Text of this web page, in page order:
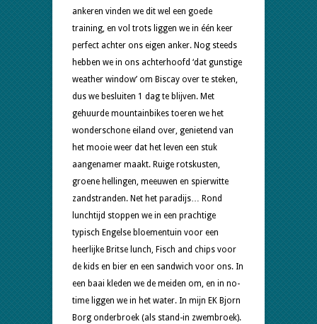
ankeren vinden we dit wel een goede
training, en vol trots liggen we in één keer
perfect achter ons eigen anker. Nog steeds
hebben we in ons achterhoofd ‘dat gunstige
weather window’ om Biscay over te steken,
dus we besluiten 1 dag te blijven. Met
gehuurde mountainbikes toeren we het
wonderschone eiland over, genietend van
het mooie weer dat het leven een stuk
aangenamer maakt. Ruige rotskusten,
groene hellingen, meeuwen en spierwitte
zandstranden. Net het paradijs… Rond
lunchtijd stoppen we in een prachtige
typisch Engelse bloementuin voor een
heerlijke Britse lunch, Fisch and chips voor
de kids en bier en een sandwich voor ons. In
een baai kleden we de meiden om, en in no-
time liggen we in het water. In mijn EK Bjorn
Borg onderbroek (als stand-in zwembroek).